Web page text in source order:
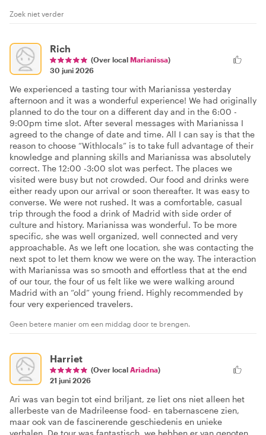
Zoek niet verder
Rich
(Over local Marianissa)
30 juni 2026
We experienced a tasting tour with Marianissa yesterday
afternoon and it was a wonderful experience! We had originally
planned to do the tour on a different day and in the 6:00 -
9:00pm time slot. After several messages with Marianissa I
agreed to the change of date and time. All I can say is that the
reason to choose “Withlocals” is to take full advantage of their
knowledge and planning skills and Marianissa was absolutely
correct. The 12:00 -3:00 slot was perfect. The places we
visited were busy but not crowded. Our food and drinks were
either ready upon our arrival or soon thereafter. It was easy to
converse. We were not rushed. It was a comfortable, casual
trip through the food a drink of Madrid with side order of
culture and history. Marianissa was wonderful. To be more
specific, she was well organized, well connected and very
approachable. As we left one location, she was contacting the
next spot to let them know we were on the way. The interaction
with Marianissa was so smooth and effortless that at the end
of our tour, the four of us felt like we were walking around
Madrid with an “old” young friend. Highly recommended by
four very experienced travelers.
Geen betere manier om een middag door te brengen.
Harriet
(Over local Ariadna)
21 juni 2026
Ari was van begin tot eind briljant, ze liet ons niet alleen het
allerbeste van de Madrileense food- en tabernascene zien,
maar ook van de fascinerende geschiedenis en unieke